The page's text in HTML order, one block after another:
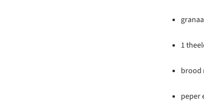
1
brood
peper